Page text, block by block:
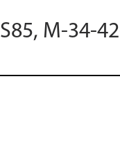
M-34-